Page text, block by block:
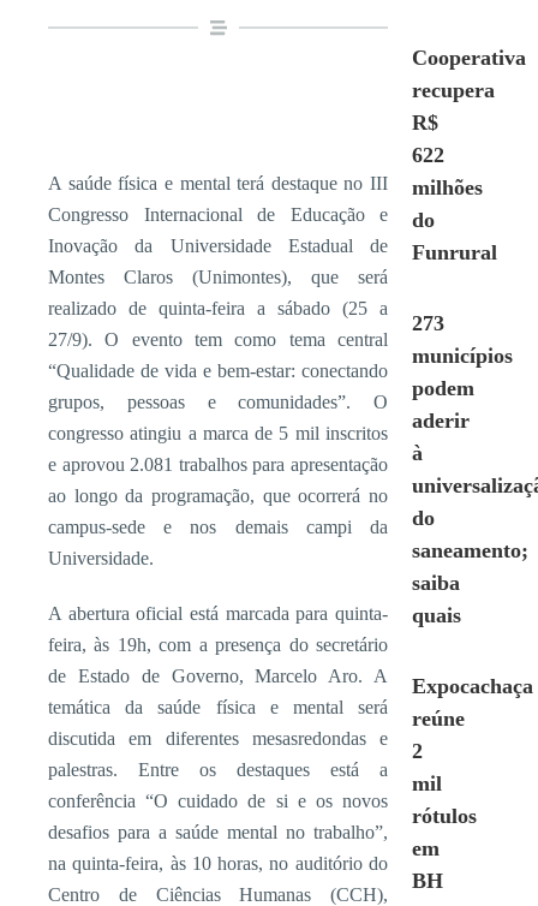
A saúde física e mental terá destaque no III
Congresso Internacional de Educação e
Inovação da Universidade Estadual de
Montes Claros (Unimontes), que será
realizado de quinta-feira a sábado (25 a
27/9). O evento tem como tema central
“Qualidade de vida e bem-estar: conectando
grupos, pessoas e comunidades”. O
congresso atingiu a marca de 5 mil inscritos
e aprovou 2.081 trabalhos para apresentação
ao longo da programação, que ocorrerá no
campus-sede e nos demais campi da
Universidade.
A abertura oficial está marcada para quinta-
feira, às 19h, com a presença do secretário
de Estado de Governo, Marcelo Aro. A
temática da saúde física e mental será
discutida em diferentes mesasredondas e
palestras. Entre os destaques está a
conferência “O cuidado de si e os novos
desafios para a saúde mental no trabalho”,
na quinta-feira, às 10 horas, no auditório do
Centro de Ciências Humanas (CCH),
Cooperativa
recupera
R$
622
milhões
do
Funrural
273
municípios
podem
aderir
à
do
saneamento;
saiba
quais
Expocachaça
reúne
2
mil
rótulos
em
BH